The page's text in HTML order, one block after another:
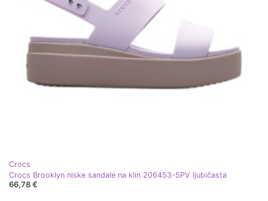
Crocs
Crocs Brooklyn niske sandale na klin 206453-5PV ljubičasta
66,78 €